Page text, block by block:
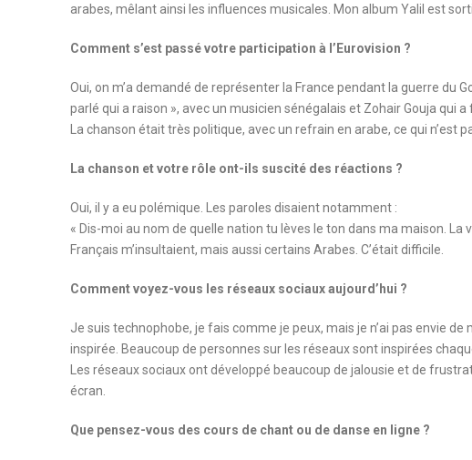
arabes, mêlant ainsi les influences musicales. Mon album Yalil est
Comment s’est passé votre participation à l’Eurovision ?
Oui, on m’a demandé de représenter la France pendant la guerre du
parlé qui a raison », avec un musicien sénégalais et Zohair Gouja qui
La chanson était très politique, avec un refrain en arabe, ce qui n’est
La chanson et votre rôle ont-ils suscité des réactions ?
Oui, il y a eu polémique. Les paroles disaient notamment :
« Dis-moi au nom de quelle nation tu lèves le ton dans ma maison.
Français m’insultaient, mais aussi certains Arabes. C’était difficile.
Comment voyez-vous les réseaux sociaux aujourd’hui ?
Je suis technophobe, je fais comme je peux, mais je n’ai pas envie
inspirée. Beaucoup de personnes sur les réseaux sont inspirées
Les réseaux sociaux ont développé beaucoup de jalousie et de
écran.
Que pensez-vous des cours de chant ou de danse en ligne ?